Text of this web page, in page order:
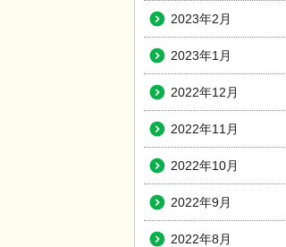
2023年2月
2023年1月
2022年12月
2022年11月
2022年10月
2022年9月
2022年8月